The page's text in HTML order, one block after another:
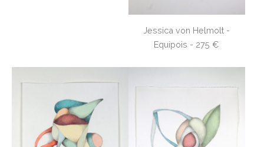
Jessica von Helmolt -
Equipois - 275 €